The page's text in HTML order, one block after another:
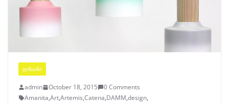
ᲓᲘᲖᲐᲘᲜᲘ
admin October 18, 2015
0 Comments
Amanita,Art,Artemis,Catena,DAMM,design,